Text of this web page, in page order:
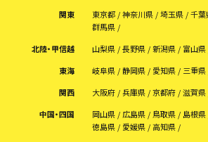
関東
東京都 神奈川県 埼玉県 千葉
群馬県
北陸・甲信越
山梨県 長野県 新潟県 富山県
東海
岐阜県 静岡県 愛知県
三重県
関西
大阪府 兵庫県 京都府 滋賀県
中国・四国
岡山県 広島県 鳥取県 島根県
徳島県
愛媛県
高知県